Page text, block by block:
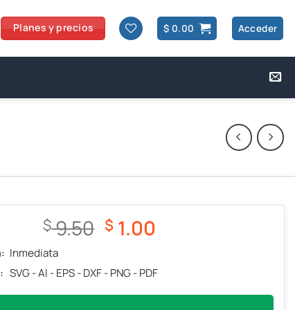
Planes y precios $ 0.00 Acceder
$9.50 El
original
era:
$ 1.00
actual
Inmediata
SVG - AI - EPS - DXF - PNG - PDF